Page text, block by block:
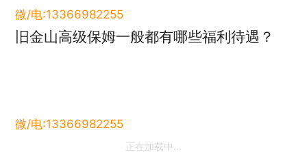
微/电:13366982255
旧金山高级保姆一般都有哪些福利待遇？
微/电:13366982255
正在加载中...